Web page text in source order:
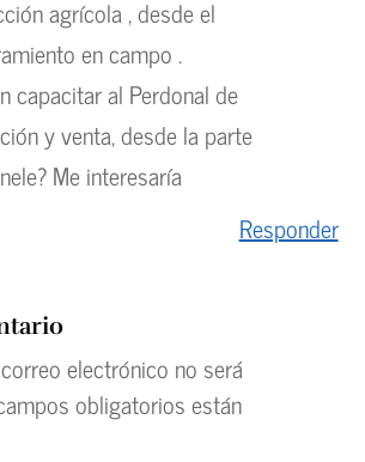
agrícola , desde el
en campo .
capacitar al Perdonal de
y venta, desde la parte
Me interesaría
Responder
electrónico no será
obligatorios están